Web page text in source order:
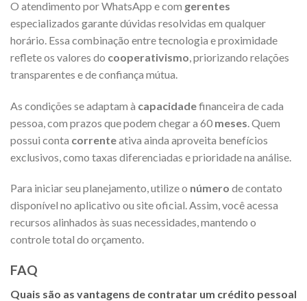
O atendimento por WhatsApp e com gerentes
especializados garante dúvidas resolvidas em qualquer
horário. Essa combinação entre tecnologia e proximidade
reflete os valores do cooperativismo , priorizando relações
transparentes e de confiança mútua.
As condições se adaptam à capacidadefinanceira de cada
pessoa, com prazos que podem chegar a 60 meses . Quem
possui conta correnteativa ainda aproveita benefícios
exclusivos, como taxas diferenciadas e prioridade na análise.
Para iniciar seu planejamento, utilize o número de contato
disponível no aplicativo ou site oficial. Assim, você acessa
recursos alinhados às suas necessidades, mantendo o
controle total do orçamento.
FAQ
Quais são as vantagens de contratar um crédito pessoal